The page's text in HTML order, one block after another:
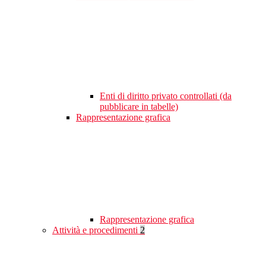
Enti di diritto privato controllati (da
pubblicare in tabelle)
Rappresentazione grafica
Rappresentazione grafica
Attività e procedimenti 2